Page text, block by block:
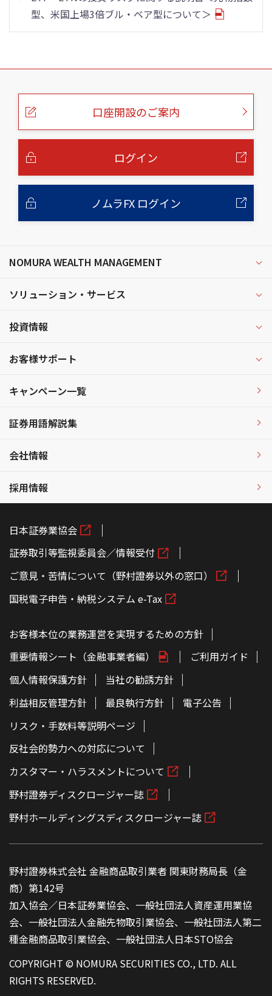
型、米国上場3倍ブル・ベア型について＞
こ
口座開設のご案内
ログイン
ノムラFX ログイン
NOMURA WEALTH MANAGEMENT
ソリューション・サービス
投資情報
お客様サポート
キャンペーン一覧
証券用語解説集
会社情報
採用情報
日本証券業協会
証券取引等監視委員会／情報受付
ご意見・苦情について（野村證券以外の窓口）
国税電子申告・納税システム e-Tax
お客様本位の業務運営を実現するための方針
重要情報シート（金融事業者編）
ご利用ガイド
個人情報保護方針
当社の勧誘方針
利益相反管理方針
最良執行方針
電子公告
リスク・手数料等説明ページ
反社会的勢力への対応について
カスタマー・ハラスメントについて
野村證券ディスクロージャー誌
野村ホールディングスディスクロージャー誌
野村證券株式会社 金融商品取引業者 関東財務局長（金
商）第142号
加入協会／日本証券業協会、一般社団法人資産運用業協
会、一般社団法人金融先物取引業協会、一般社団法人第二
種金融商品取引業協会、一般社団法人日本STO協会
COPYRIGHT © NOMURA SECURITIES CO., LTD. ALL
RIGHTS RESERVED.